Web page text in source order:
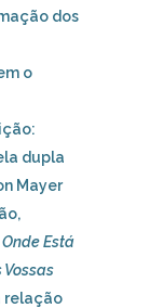
dos
o
dupla
Mayer
Está
Vossas
relação